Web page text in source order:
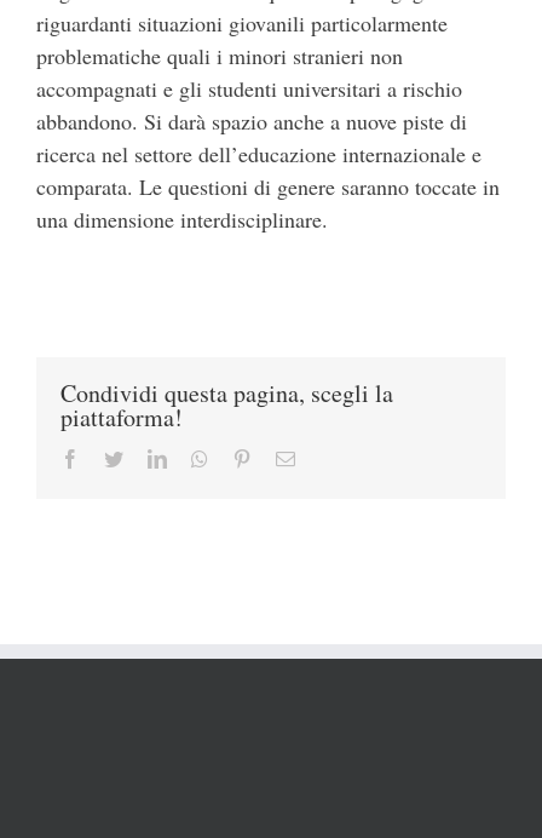
riguardanti situazioni giovanili particolarmente
problematiche quali i minori stranieri non
accompagnati e gli studenti universitari a rischio
abbandono. Si darà spazio anche a nuove piste di
ricerca nel settore dell’educazione internazionale e
comparata. Le questioni di genere saranno toccate in
una dimensione interdisciplinare.
Condividi questa pagina, scegli la
piattaforma!
Facebook
TwitterLinkedInWhatsappPinterestEmail